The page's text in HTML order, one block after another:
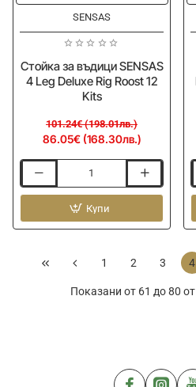
SENSAS
Стойка за въдици SENSAS
4 Leg Deluxe Rig Roost 12
Kits
86.05€ (168.30лв.)
101.24€ (198.01лв.)
за
SENSAS
Deluxe
Купи
6
1 2 3 4
Показани от 61 до 80